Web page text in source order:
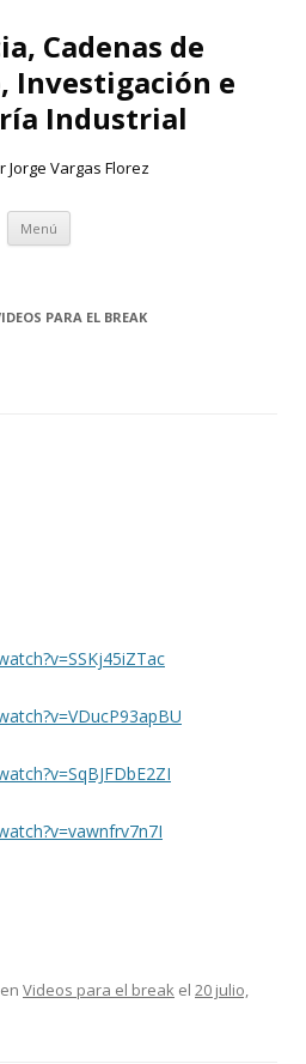
Cadenas de
Investigación e
Industrial
Jorge Vargas Florez
Menú Ir
contenido
PARA EL BREAK
Videos para el break el 20 julio,